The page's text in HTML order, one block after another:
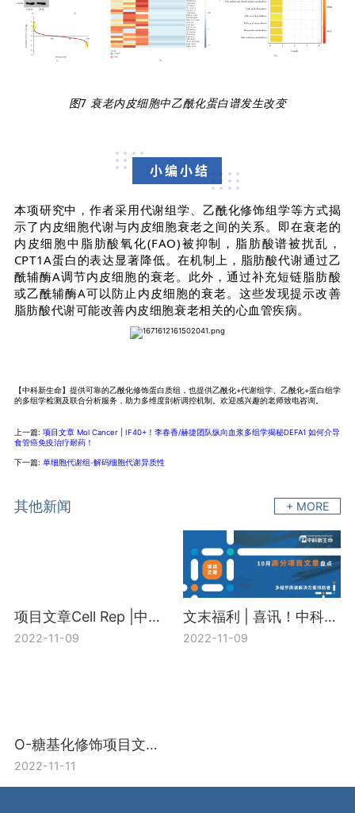
图7衰老内皮细胞中乙酰化蛋白谱发生改变
小编小结
本项研究中，作者采用代谢组学、乙酰化修饰组学等方式揭
示了内皮细胞代谢与内皮细胞衰老之间的关系。即在衰老的
内皮细胞中脂肪酸氧化(FAO)被抑制，脂肪酸谱被扰乱，
CPT1A蛋白的表达显著降低。在机制上，脂肪酸代谢通过乙
酰辅酶A调节内皮细胞的衰老。此外，通过补充短链脂肪酸
或乙酰辅酶A可以防止内皮细胞的衰老。这些发现提示改善
脂肪酸代谢可能改善内皮细胞衰老相关的心血管疾病。
【中科新生命】提供可靠的乙酰化修饰蛋白质组，也提供乙酰化+代谢组学、乙酰化+蛋白组学
的多组学检测及联合分析服务，助力多维度剖析调控机制。欢迎感兴趣的老师致电咨询。
上一篇: 项目文章 Mol Cancer | IF40+！李春香/赫捷团队纵向血浆多组学揭秘DEFA1 如何介导
食管癌免疫治疗耐药！
下一篇: 单细胞代谢组-解码细胞代谢异质性
其他新闻 + MORE
项目文章Cell Rep |中国医科院刘芝华教授团队利用三组学联合分析揭示OTUB2/STAT1/CALML3/PS轴的抑癌机制
2022-11-09
文末福利 | 喜讯！中科新生命10月发表项目文章40篇，平均影响因子7.43分！
2022-11-09
O-糖基化修饰项目文章二连发（IF＞10） 浙江大学喻景权院士团队同期发表两篇O-GlcNAc相关高分文章
2022-11-11